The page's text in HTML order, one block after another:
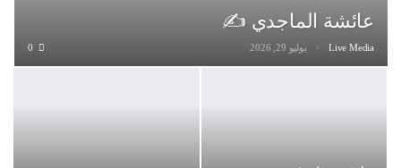
عائشة الماجدي ✍️
Live Media يوليو 29, 2026